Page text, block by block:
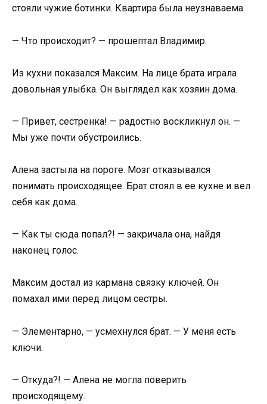
стояли чужие ботинки. Квартира была неузнаваема.
— Что происходит? — прошептал Владимир.
Из кухни показался Максим. На лице брата играла
довольная улыбка. Он выглядел как хозяин дома.
— Привет, сестренка! — радостно воскликнул он. —
Мы уже почти обустроились.
Алена застыла на пороге. Мозг отказывался
понимать происходящее. Брат стоял в ее кухне и вел
себя как дома.
— Как ты сюда попал?! — закричала она, найдя
наконец голос.
Максим достал из кармана связку ключей. Он
помахал ими перед лицом сестры.
— Элементарно, — усмехнулся брат. — У меня есть
ключи.
— Откуда?! — Алена не могла поверить
происходящему.